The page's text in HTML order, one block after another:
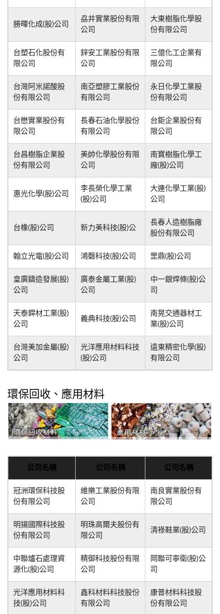
勝暉化成(股)公司
劦井實業股份有限
公司
大東樹脂化學股
份有限公司
台塑石化股份有
限公司
鋅安工業股份有限
公司
三億化工企業有
限公司
台灣阿米諾酸股
份有限公司
南亞塑膠工業股份
有限公司
永日化學工業股
份有限公司
台懋實業股份有
限公司
長春石油化學股份
有限公司
台鉅企業股份有
限公司
台昌樹脂企業股
份有限公司
美帥化學股份有限
公司
南寶樹脂化學工
廠(股)公司
惠光化學(股)公司
李長榮化學工業
(股)公司
大連化學工業(股)
公司
台橡(股)公司 新力美科技(股)公
長春人造樹脂廠
股份有限公司
翰立光電(股)公司 鴻磬科技(股)公司 罡鼎(股)公司
皇廣鑄造發展(股)
公司
廣泰金屬工業(股)
公司
中一銀焊條(股)公
司
天泰銲材工業(股)
公司
義典科技(股)公司
南晃交通器材工
業(股)公司
台灣美加金屬(股)
公司
光洋應用材料科技
(股)公司
遠東精密化學(股)
有限公司
環保回收、應用材料
公司名稱 公司名稱 公司名稱
冠洲環保科技股
份有限公司
維樂工業股份有限
公司
南良實業股份有
限公司
明揚國際科技股
份有限公司
明珠高爾夫股份有
限公司
清祿鞋業(股)公司
中聯爐石處理資
源化(股)公司
精御科技股份有限
公司
岡聯可寧衛(股)公
司
光洋應用材料科
技(股)公司
鑫科材料科技股份
有限公司
康普材料科技股
份有限公司